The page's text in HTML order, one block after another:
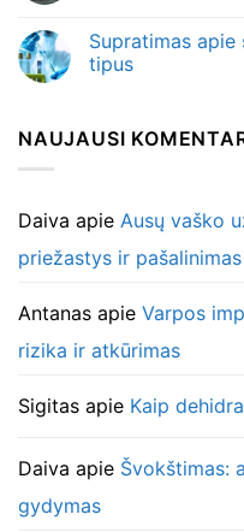
Supratimas apie
tipus
NAUJAUSI
Daiva apie Ausų vaško
priežastys ir pašalinimas
Antanas apie Varpos
rizika ir atkūrimas
Sigitas apie Kaip
Daiva apie Švokštimas:
gydymas